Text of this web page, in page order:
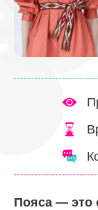
Пояса — это